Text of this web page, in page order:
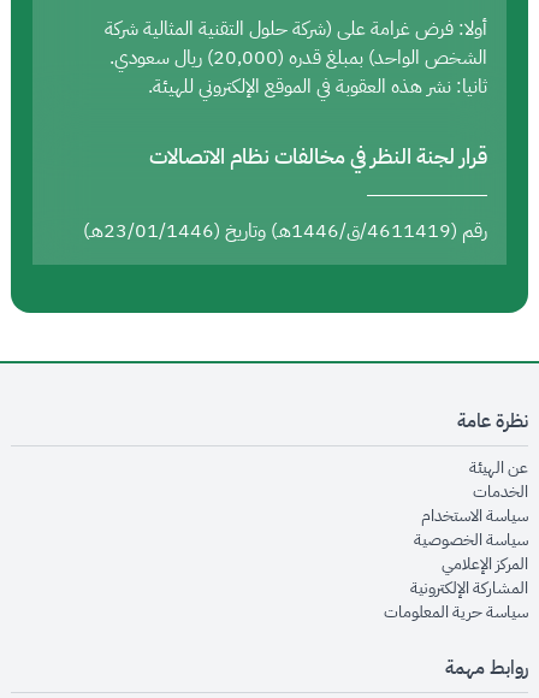
أولا: فرض غرامة على (شركة حلول التقنية المثالية شركة
الشخص الواحد) بمبلغ قدره (20,000) ريال سعودي.
ثانيا: نشر هذه العقوبة في الموقع الإلكتروني للهيئة.
قرار لجنة النظر في مخالفات نظام الاتصالات
رقم (4611419/ق/1446هـ) وتاريخ (23/01/1446هـ)
نظرة عامة
عن الهيئةopens in new window
الخدماتopens in new window
سياسة الاستخدام
سياسة الخصوصيةopens in new window
المركز الإعلاميopens in new window
المشاركة الإلكترونيةopens in new window
سياسة حرية المعلوماتopens in new window
روابط مهمة